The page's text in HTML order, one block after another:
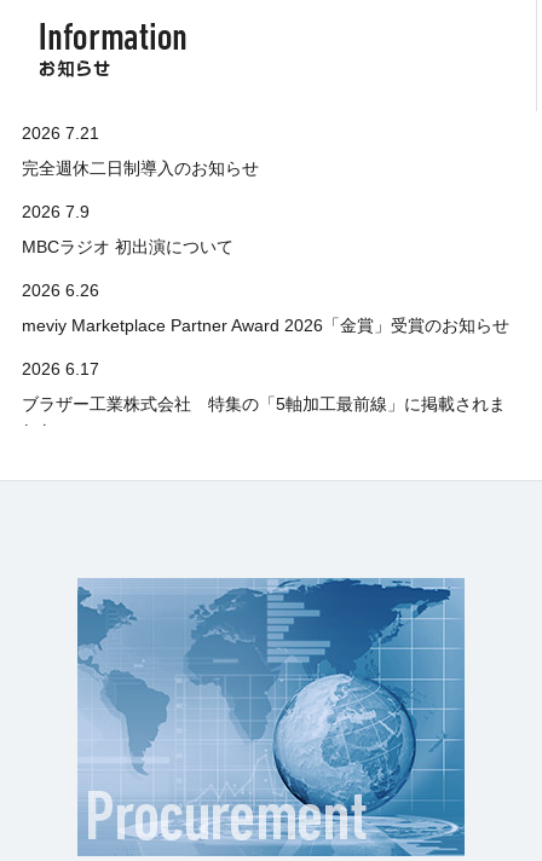
2026 7.21
完全週休二日制導入のお知らせ
2026 7.9
MBCラジオ 初出演について
2026 6.26
meviy Marketplace Partner Award 2026「金賞」受賞のお知らせ
2026 6.17
ブラザー工業株式会社 特集の「5軸加工最前線」に掲載されま
した
ヒューマノイドロボット視察・研究活動について
霧島Mワゴンへの継続参画について
HANNOVER MESSE 2026 出展のお知らせ（欧州初出展）
2026 4.7
九州工業大学との共同研究「Re:Rocket」について